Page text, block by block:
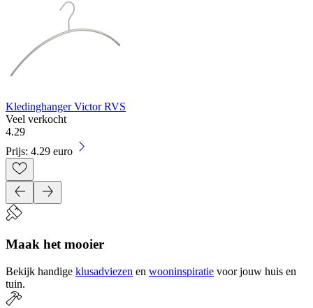
Kledinghanger Victor RVS
Veel verkocht
4.29
Prijs: 4.29 euro
Maak het mooier
Bekijk handige klusadviezen en wooninspiratie voor jouw huis en
tuin.